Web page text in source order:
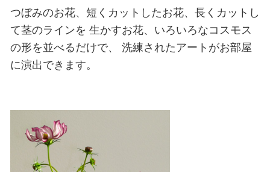
つぼみのお花、短くカットしたお花、長くカットし
て茎のラインを 生かすお花、いろいろなコスモス
の形を並べるだけで、
洗練されたアートがお部屋
に演出できます。